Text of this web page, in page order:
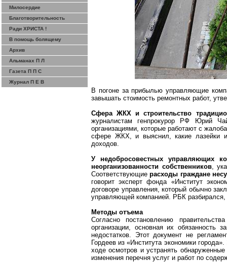
Милосердие
Благотворительность
Ради ХРИСТА !
В помощь болящему
Архив
Альманах П Л
Газета П П С
Журнал П Е В
В погоне за прибылью управляющие
завышать стоимость ремонтных работ,
Сфера ЖКХ и строительство
журналистам генпрокурор РФ Юрий
организациями, которые работают с
сфере ЖКХ, и выяснил, какие лазейки
доходов.
У недобросовестных управляющих
неорганизованности собственников,
Соответствующиерасходы граждане
говорит эксперт фонда «Институт
договоре управления, который обычно
управляющей компанией. РБК разбирался,
Методы отъема
Согласно постановлению
организации, основная их обязанность
недостатков. Этот документ не
Гордеев из «Института экономики
ходе осмотров и устранять
изменения перечня услуг и работ по